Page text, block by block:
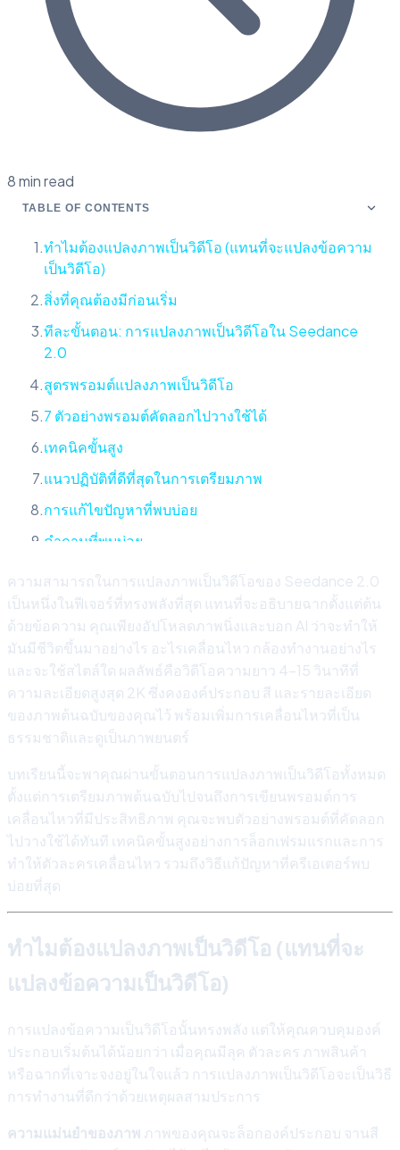
8 min read
TABLE OF CONTENTS
ทำไมต้องแปลงภาพเป็นวิดีโอ (แทนที่จะแปลงข้อความ
เป็นวิดีโอ)
สิ่งที่คุณต้องมีก่อนเริ่ม
ทีละขั้นตอน: การแปลงภาพเป็นวิดีโอใน Seedance
2.0
สูตรพรอมต์แปลงภาพเป็นวิดีโอ
7 ตัวอย่างพรอมต์คัดลอกไปวางใช้ได้
เทคนิคขั้นสูง
แนวปฏิบัติที่ดีที่สุดในการเตรียมภาพ
การแก้ไขปัญหาที่พบบ่อย
คำถามที่พบบ่อย
ความสามารถในการแปลงภาพเป็นวิดีโอของ Seedance 2.0
เป็นหนึ่งในฟีเจอร์ที่ทรงพลังที่สุด แทนที่จะอธิบายฉากตั้งแต่ต้น
ด้วยข้อความ คุณเพียงอัปโหลดภาพนิ่งและบอก AI ว่าจะทำให้
มันมีชีวิตขึ้นมาอย่างไร อะไรเคลื่อนไหว กล้องทำงานอย่างไร
และจะใช้สไตล์ใด ผลลัพธ์คือวิดีโอความยาว 4-15 วินาทีที่
ความละเอียดสูงสุด 2K ซึ่งคงองค์ประกอบ สี และรายละเอียด
ของภาพต้นฉบับของคุณไว้ พร้อมเพิ่มการเคลื่อนไหวที่เป็น
ธรรมชาติและดูเป็นภาพยนตร์
บทเรียนนี้จะพาคุณผ่านขั้นตอนการแปลงภาพเป็นวิดีโอทั้งหมด
ตั้งแต่การเตรียมภาพต้นฉบับไปจนถึงการเขียนพรอมต์การ
เคลื่อนไหวที่มีประสิทธิภาพ คุณจะพบตัวอย่างพรอมต์ที่คัดลอก
ไปวางใช้ได้ทันที เทคนิคขั้นสูงอย่างการล็อกเฟรมแรกและการ
ทำให้ตัวละครเคลื่อนไหว รวมถึงวิธีแก้ปัญหาที่ครีเอเตอร์พบ
บ่อยที่สุด
ทำไมต้องแปลงภาพเป็นวิดีโอ (แทนที่จะ
แปลงข้อความเป็นวิดีโอ)
การแปลงข้อความเป็นวิดีโอนั้นทรงพลัง แต่ให้คุณควบคุมองค์
ประกอบเริ่มต้นได้น้อยกว่า เมื่อคุณมีลุค ตัวละคร ภาพสินค้า
หรือฉากที่เจาะจงอยู่ในใจแล้ว การแปลงภาพเป็นวิดีโอจะเป็นวิธี
การทำงานที่ดีกว่าด้วยเหตุผลสามประการ
ความแม่นยำของภาพ ภาพของคุณจะล็อกองค์ประกอบ จานสี